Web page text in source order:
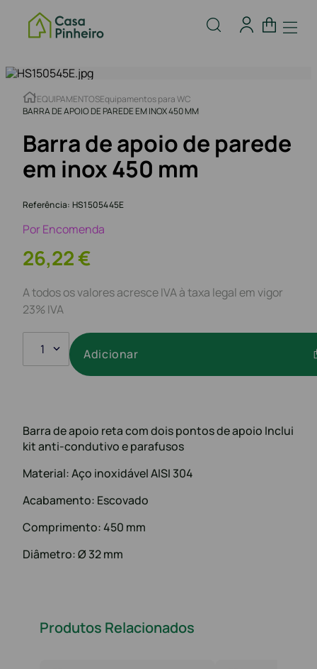
EQUIPAMENTOSEquipamentos para WC
BARRA DE APOIO DE PAREDE EM INOX 450 MM
Barra de apoio de parede
em inox 450 mm
Referência: HS1505445E
Por Encomenda
26,22€
A todos os valores acresce IVA à taxa legal em vigor
23% IVA
1 Adicionar
Barra de apoio reta com dois pontos de apoio Inclui
kit anti-condutivo e parafusos
Material: Aço inoxidável AISI 304
Acabamento: Escovado
Comprimento: 450 mm
Diâmetro: Ø 32 mm
Produtos Relacionados